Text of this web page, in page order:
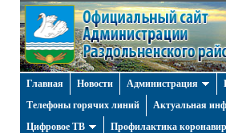
Главная Новости Администрация
Телефоны горячих линий
Актуальная
Цифровое ТВ
Профилактика